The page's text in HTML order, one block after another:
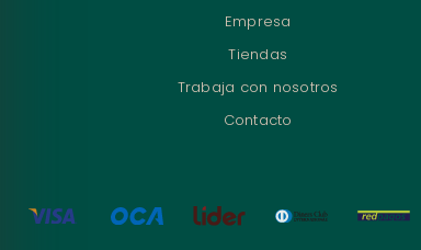
Empresa
Tiendas
Trabaja con nosotros
Contacto